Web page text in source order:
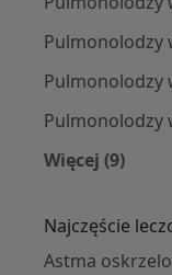
Pulmonolodzy
Pulmonolodzy
Pulmonolodzy
Więcej (9)
Najczęście
Astma